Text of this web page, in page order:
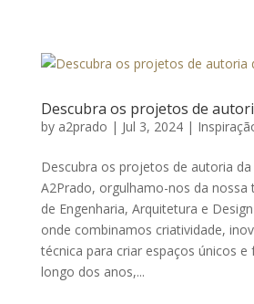
Descubra os projetos de
by a2prado | Jul 3, 2024|
Descubra os projetos de autoria da
A2Prado, orgulhamo-nos da
de Engenharia, Arquitetura e
onde combinamos criatividade,
técnica para criar espaços únicos e
longo dos anos,...